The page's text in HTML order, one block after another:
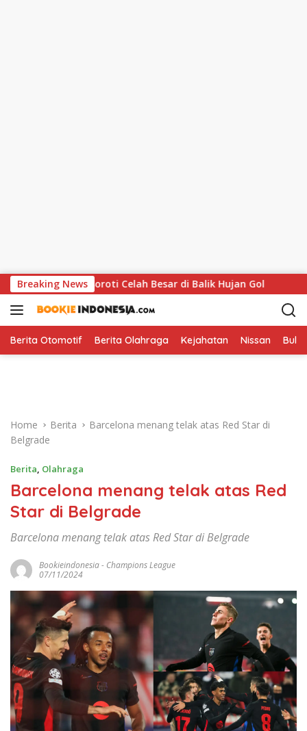
k
p
o
Breaking News
Soroti Celah Besar di Balik Hujan Gol MotoGP
Berita Otomotif Berita Olahraga Kejahatan Nissan
Home Berita
Barcelona menang telak atas Red Star di
Belgrade
Berita, Olahraga
Barcelona menang telak atas Red
Star di Belgrade
Barcelona menang telak atas Red Star di Belgrade
Bookieindonesia- Champions League
07/11/2024